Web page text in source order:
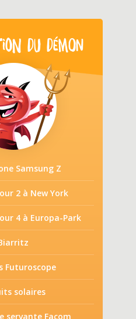
DU DÉMON
Samsung Z
2 à New York
4 à Europa-Park
Futuroscope
solaires
servante Facom